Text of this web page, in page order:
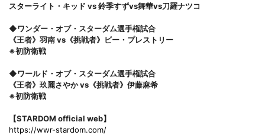
スターライト・キッド vs 鈴季すずvs舞華vs刀羅ナツコ
◆ワンダー・オブ・スターダム選手権試合
《王者》羽南 vs《挑戦者》ビー・プレストリー
※初防衛戦
◆ワールド・オブ・スターダム選手権試合
《王者》玖麗さやか vs《挑戦者》伊藤麻希
※初防衛戦
【STARDOM official web】
https://wwr-stardom.com/